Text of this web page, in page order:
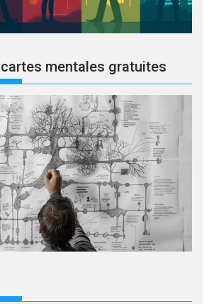
mentales gratuites